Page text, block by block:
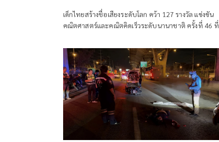
เด็กไทยสร้างชื่อเสียงระดับโลก คว้า 127 รางวัล แข่งขัน
คณิตศาสตร์และคณิตคิดเร็วระดับนานาชาติ ครั้งที่ 46 ที่